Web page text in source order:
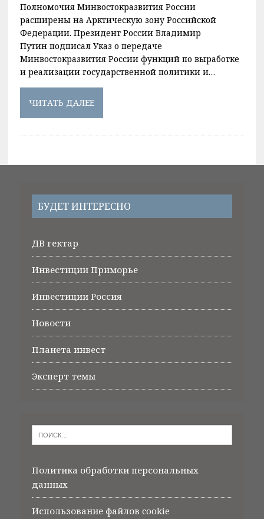
Полномочия Минвостокразвития России
расширены на Арктическую зону Российской
Федерации. Президент России Владимир
Путин подписал Указ о передаче
Минвостокразвития России функций по выработке
и реализации государственной политики и…
ЧИТАТЬ ДАЛЕЕ
БУДЕТ ИНТЕРЕСНО
ДВ гектар
Инвестиции Приморье
Инвестиции Россия
Новости
Планета инвест
Эксперт темы
Политика обработки персональных
данных
Использование файлов cookie